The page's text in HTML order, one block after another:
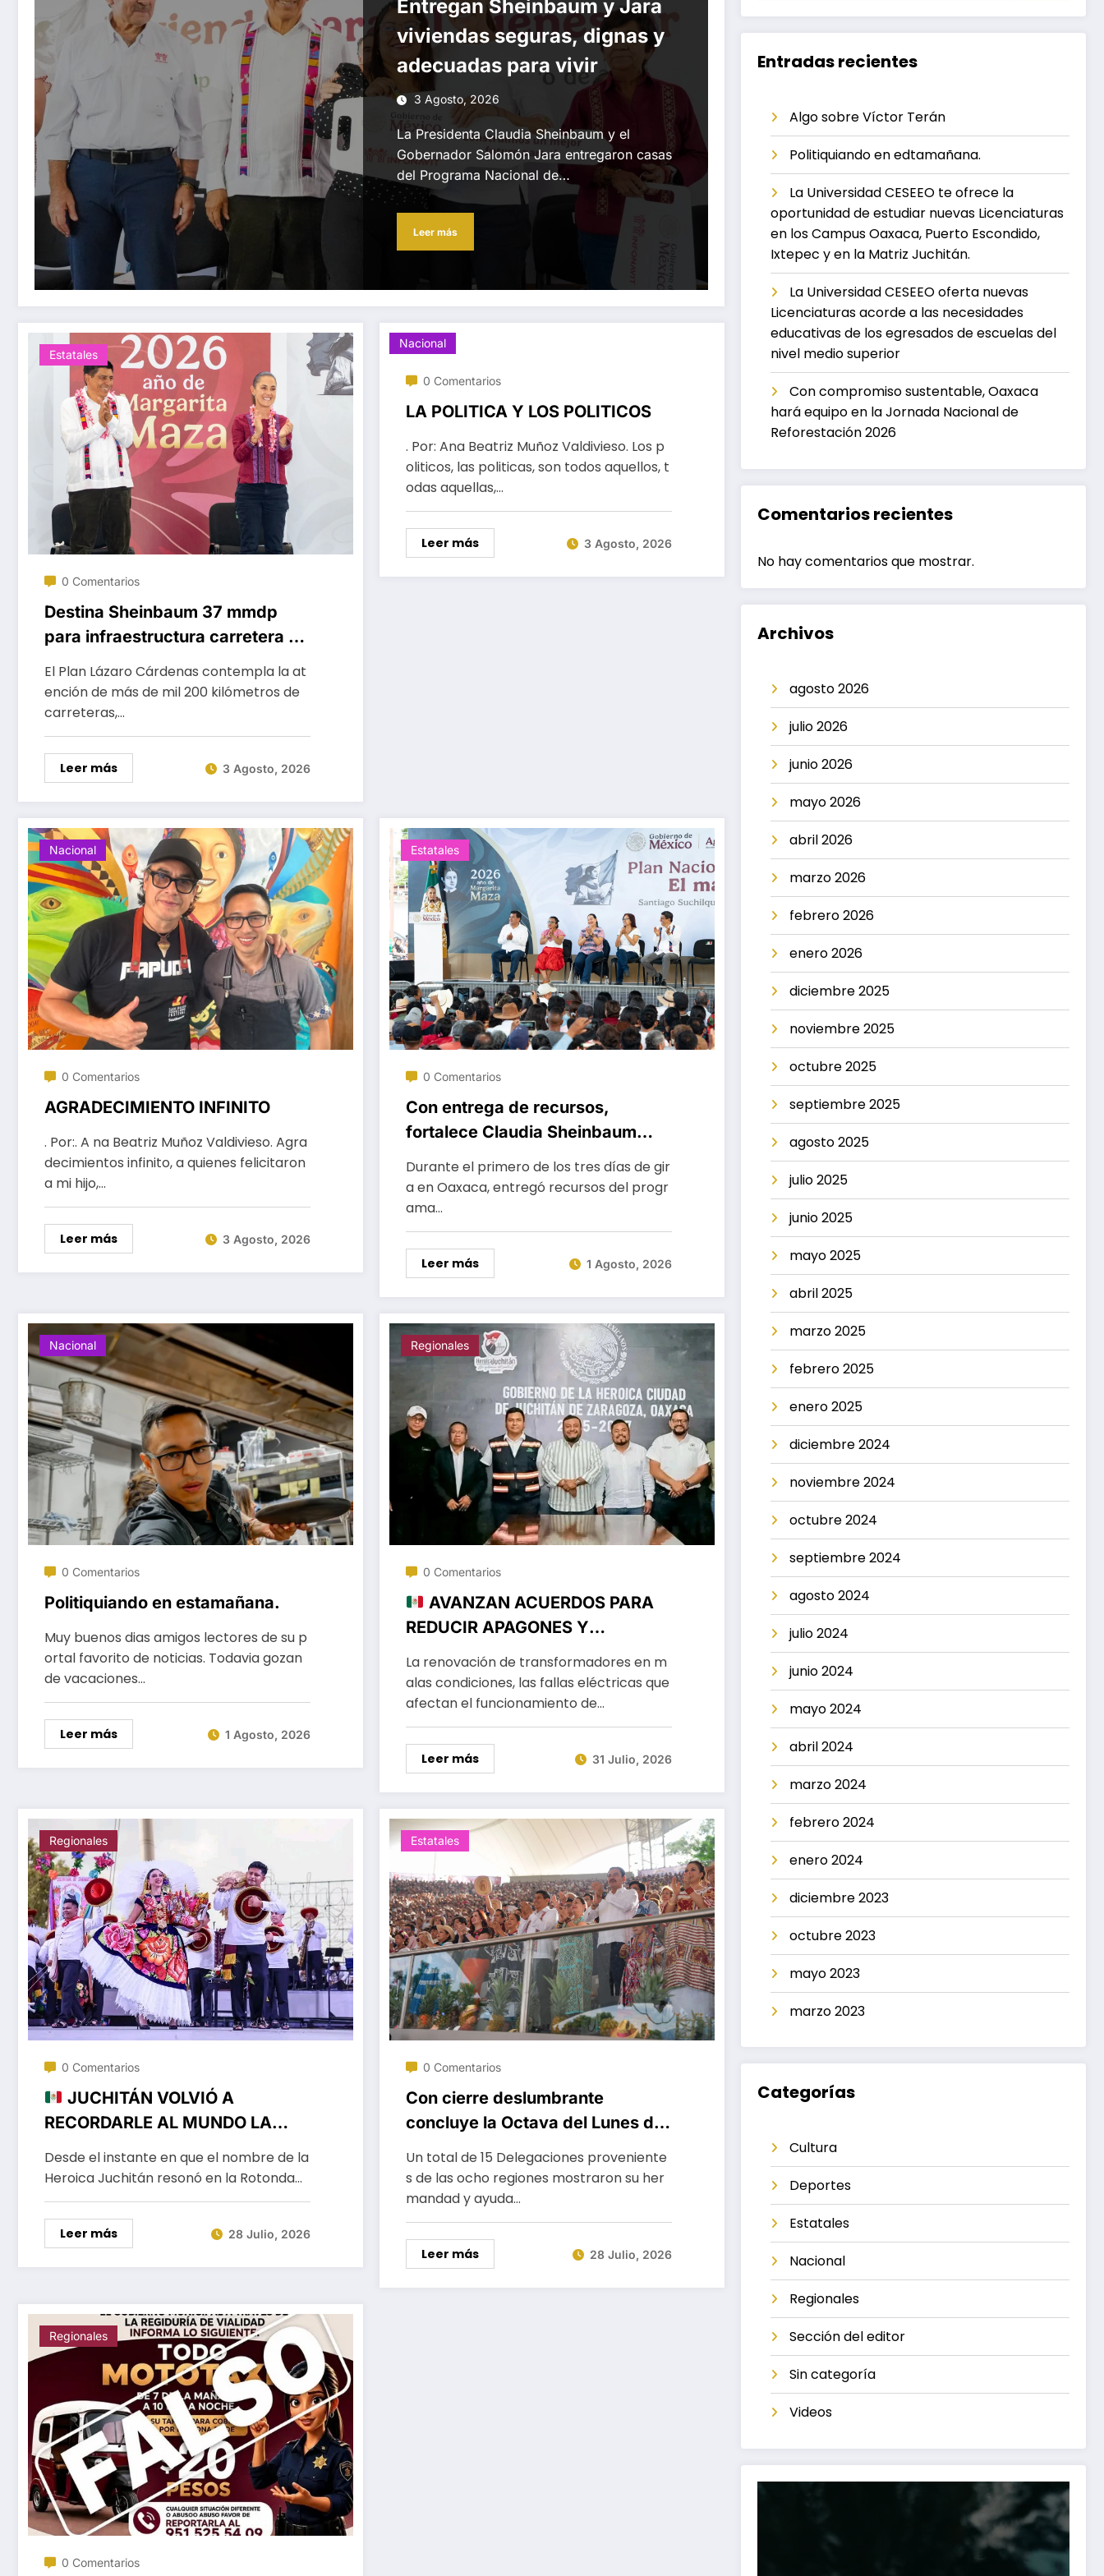
Entregan Sheinbaum y Jara
viviendas seguras, dignas y
adecuadas para vivir
3 Agosto, 2026
La Presidenta Claudia Sheinbaum y el
Gobernador Salomón Jara entregaron casas
del Programa Nacional de…
Leer más
Estatales
0 Comentarios
Destina Sheinbaum 37 mmdp
para infraestructura carretera de
Oaxaca
El Plan Lázaro Cárdenas contempla la at
ención de más de mil 200 kilómetros de
carreteras,…
Leer más 3 Agosto, 2026
Nacional
0 Comentarios
LA POLITICA Y LOS POLITICOS
. Por: Ana Beatriz Muñoz Valdivieso. Los p
oliticos, las politicas, son todos aquellos, t
odas aquellas,…
Leer más 3 Agosto, 2026
Nacional
0 Comentarios
AGRADECIMIENTO INFINITO
. Por:. A na Beatriz Muñoz Valdivieso. Agra
decimientos infinito, a quienes felicitaron
a mi hijo,…
Leer más 3 Agosto, 2026
Estatales
0 Comentarios
Con entrega de recursos,
fortalece Claudia Sheinbaum
política de Salomón Jara para
protección del maíz nativo en
Oaxaca
Durante el primero de los tres días de gir
a en Oaxaca, entregó recursos del progr
ama…
Leer más 1 Agosto, 2026
Nacional
0 Comentarios
Politiquiando en estamañana.
Muy buenos dias amigos lectores de su p
ortal favorito de noticias. Todavia gozan
de vacaciones…
Leer más 1 Agosto, 2026
Regionales
0 Comentarios
AVANZAN ACUERDOS PARA
REDUCIR APAGONES Y
MEJORAR LA DISTRIBUCIÓN DEL
AGUA EN LA CIUDAD
La renovación de transformadores en m
alas condiciones, las fallas eléctricas que
afectan el funcionamiento de…
Leer más 31 Julio, 2026
Regionales
0 Comentarios
JUCHITÁN VOLVIÓ A
RECORDARLE AL MUNDO LA
GRANDEZA DE SU HISTORIA Y
SU CULTURA EN EL CIERRE DE
LA GUELAGUETZA 2026
Desde el instante en que el nombre de la
Heroica Juchitán resonó en la Rotonda…
Leer más 28 Julio, 2026
Estatales
0 Comentarios
Con cierre deslumbrante
concluye la Octava del Lunes del
Cerro ¡Nos vemos el próximo
año!
Un total de 15 Delegaciones proveniente
s de las ocho regiones mostraron su her
mandad y ayuda…
Leer más 28 Julio, 2026
Regionales
0 Comentarios
Entradas recientes
Algo sobre Víctor Terán
Politiquiando en edtamañana.
La Universidad CESEEO te ofrece la
oportunidad de estudiar nuevas Licenciaturas
en los Campus Oaxaca, Puerto Escondido,
Ixtepec y en la Matriz Juchitán.
La Universidad CESEEO oferta nuevas
Licenciaturas acorde a las necesidades
educativas de los egresados de escuelas del
nivel medio superior
Con compromiso sustentable, Oaxaca
hará equipo en la Jornada Nacional de
Reforestación 2026
Comentarios recientes
No hay comentarios que mostrar.
Archivos
agosto 2026
julio 2026
junio 2026
mayo 2026
abril 2026
marzo 2026
febrero 2026
enero 2026
diciembre 2025
noviembre 2025
octubre 2025
septiembre 2025
agosto 2025
julio 2025
junio 2025
mayo 2025
abril 2025
marzo 2025
febrero 2025
enero 2025
diciembre 2024
noviembre 2024
octubre 2024
septiembre 2024
agosto 2024
julio 2024
junio 2024
mayo 2024
abril 2024
marzo 2024
febrero 2024
enero 2024
diciembre 2023
octubre 2023
mayo 2023
marzo 2023
Categorías
Cultura
Deportes
Estatales
Nacional
Regionales
Sección del editor
Sin categoría
Videos